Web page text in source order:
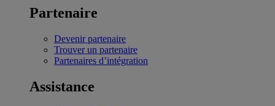
Partenaire
Devenir partenaire
Trouver un partenaire
Partenaires d’intégration
Assistance